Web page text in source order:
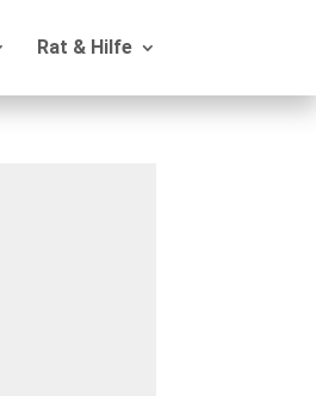
Rat & Hilfe